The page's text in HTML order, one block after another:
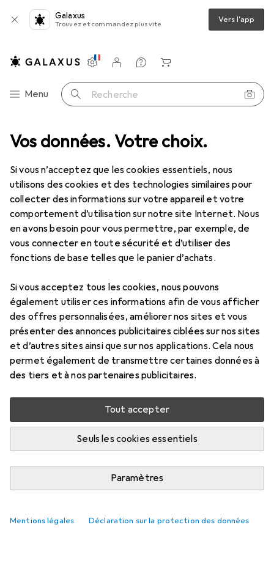
Vos données. Votre choix.
Si vous n’acceptez que les cookies essentiels, nous
utilisons des cookies et des technologies similaires pour
collecter des informations sur votre appareil et votre
comportement d’utilisation sur notre site Internet. Nous
en avons besoin pour vous permettre, par exemple, de
vous connecter en toute sécurité et d’utiliser des
fonctions de base telles que le panier d’achats.
Si vous acceptez tous les cookies, nous pouvons
également utiliser ces informations afin de vous afficher
des offres personnalisées, améliorer nos sites et vous
présenter des annonces publicitaires ciblées sur nos sites
et d’autres sites ainsi que sur nos applications. Cela nous
permet également de transmettre certaines données à
des tiers et à nos partenaires publicitaires.
Tout accepter
Seuls les cookies essentiels
Paramètres
Mentions légales Déclaration sur la protection des données
Galaxus
Trouvez et commandez plus vite Vers l'app
Navigation par catégorie
Menu Recherche
Paramètres
Compte client
Listes de comparaison
Listes d'envies
Panier
+ gels Lubrifiant Pjur Glissement de la porte arrière
10 images
PjurGlissement de la porte arrière
100 ml
EUR
16,90
48
Évaluations
Plus de produits Pjur
Livré entre lun, 17/8 et mer, 19/8
M'informer si le produit est disponible plus tôt
Ajouter au panier
Livraison gratuite à partir de 39,–